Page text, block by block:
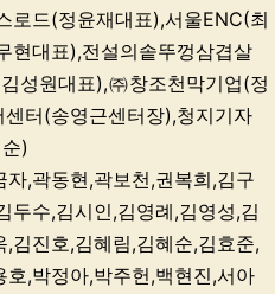
로드(정윤재대표),서울ENC(최
현대표),전설의솥뚜껑삼겹살
성원대표),㈜창조천막기업(정
터(송영근센터장),청지기자
)
,곽동현,곽보천,권복희,김구
두수,김시인,김영례,김영성,김
김진호,김혜림,김혜순,김효준,
,박정아,박주헌,백현진,서아